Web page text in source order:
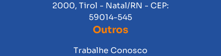
2000, Tirol - Natal/RN - CEP:
59014-545
Outros
Trabalhe Conosco